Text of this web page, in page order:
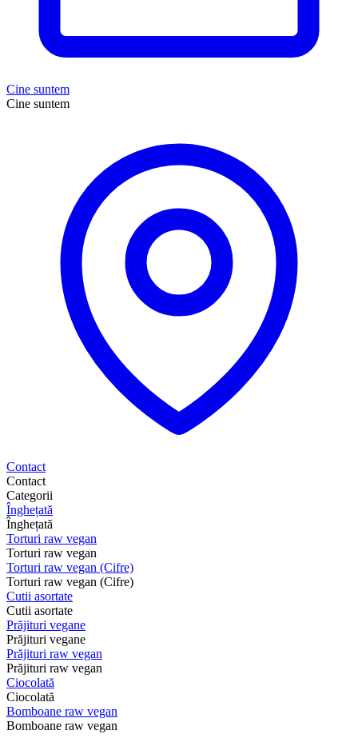
Cine suntem
Cine suntem
Contact
Contact
Categorii
Înghețată
Înghețată
Torturi raw vegan
Torturi raw vegan
Torturi raw vegan (Cifre)
Torturi raw vegan (Cifre)
Cutii asortate
Cutii asortate
Prăjituri vegane
Prăjituri vegane
Prăjituri raw vegan
Prăjituri raw vegan
Ciocolată
Ciocolată
Bomboane raw vegan
Bomboane raw vegan